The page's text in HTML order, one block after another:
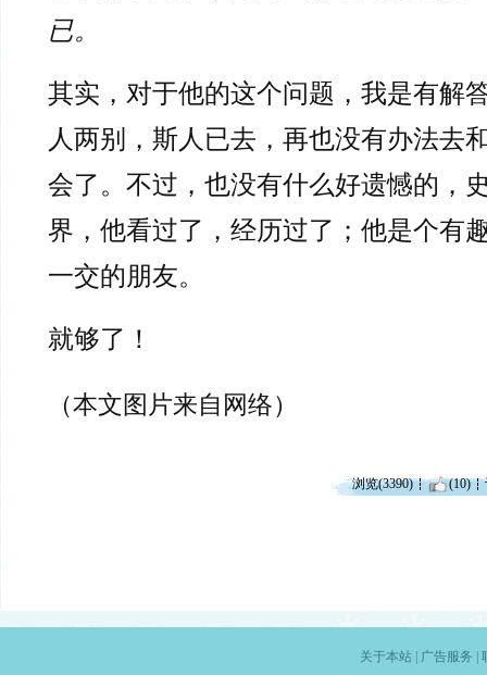
已。
其实，对于他的这个问题，我是有解
人两别，斯人已去，再也没有办法去
会了。不过，也没有什么好遗憾的，
界，他看过了，经历过了；他是个有
一交的朋友。
就够了！
（本文图片来自网络）
浏览(3390) (10)
关于本站| 广告服务